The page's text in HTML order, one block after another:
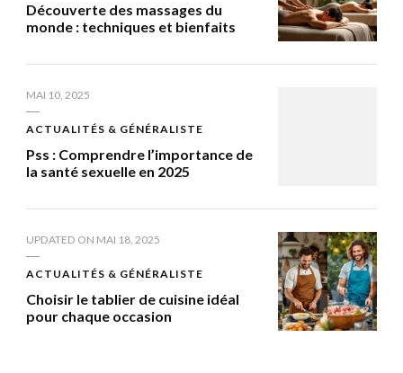
Découverte des massages du
monde : techniques et bienfaits
MAI 10, 2025
ACTUALITÉS & GÉNÉRALISTE
Pss : Comprendre l’importance de
la santé sexuelle en 2025
UPDATED ON MAI 18, 2025
ACTUALITÉS & GÉNÉRALISTE
Choisir le tablier de cuisine idéal
pour chaque occasion